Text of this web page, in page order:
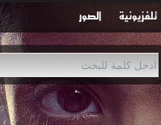
تلفزيونية الصور